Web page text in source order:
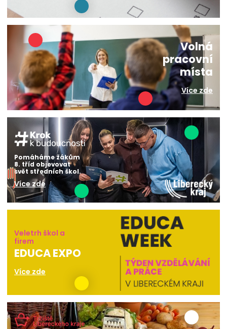
Volná
pracovní
místa
Více zde
Pomáháme žákům
8. tříd objevovat
svět středních škol.
Více zde
Veletrh škol a
firem
EDUCA EXPO
Více zde